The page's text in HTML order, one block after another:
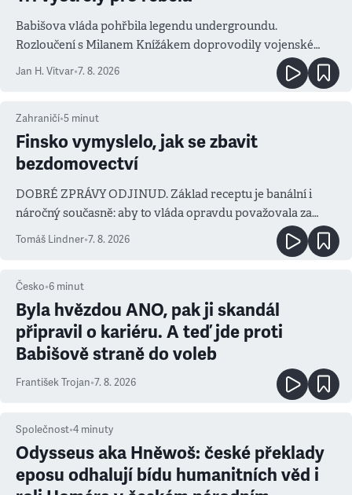
Babišova vláda pohřbila legendu undergroundu.
Rozloučení s Milanem Knížákem doprovodily vojenské
salvy i kritika pokrokářů
Jan H. Vitvar•7. 8. 2026
Zahraničí•5 minut
Finsko vymyslelo, jak se zbavit
bezdomovectví
DOBRÉ ZPRÁVY ODJINUD. Základ receptu je banální i
náročný současně: aby to vláda opravdu považovala za
prioritu
Tomáš Lindner•7. 8. 2026
Česko•6 minut
Byla hvězdou ANO, pak ji skandál
připravil o kariéru. A teď jde proti
Babišově straně do voleb
František Trojan•7. 8. 2026
Společnost•4 minuty
Odysseus aka Hněwoš: české překlady
eposu odhalují bídu humanitních věd i